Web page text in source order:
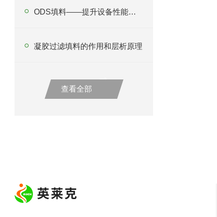
ODS填料——提升设备性能的利器
凝胶过滤填料的作用和层析原理
查看全部